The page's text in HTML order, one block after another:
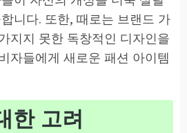
니다. 또한, 때로는 브랜드 가
지지 못한 독창적인 디자인을
자들에게 새로운 패션 아이템
한 고려